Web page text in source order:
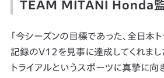
TEAM MITANI Honda監
「今シーズンの目標であった、全日本
記録のV12を見事に達成してくれまし
トライアルというスポーツに真摯に